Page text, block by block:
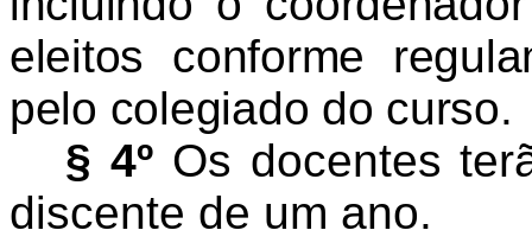
eleitos conforme
pelo colegiado do curso.
§ 4º Os docentes
discente de um ano.